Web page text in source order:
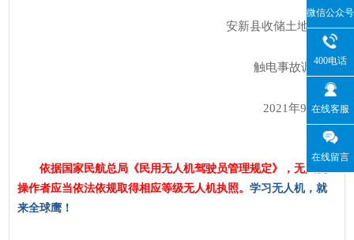
安新县收储土地“7·9”
触电事故调查组
2021年9月8日
依据国家民航总局《民用无人机驾驶员管理规定》，无人机
操作者应当依法依规取得相应等级无人机执照。学习无人机，就
来全球鹰！
微信公众号
400电话
在线客服
在线留言